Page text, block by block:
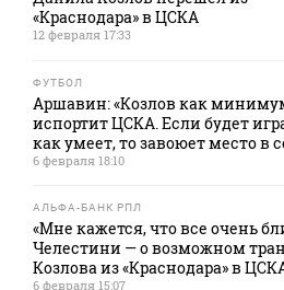
«Краснодара» в ЦСКА
12 февраля 17:33
ФУТБОЛ
Аршавин: «Козлов как
испортит ЦСКА. Если будет
как умеет, то завоюет место в
6 февраля 18:10
АЛЬФА-БАНК РПЛ
«Мне кажется, что все очень
Челестини — о возможном
Козлова из «Краснодара» в
6 февраля 15:07